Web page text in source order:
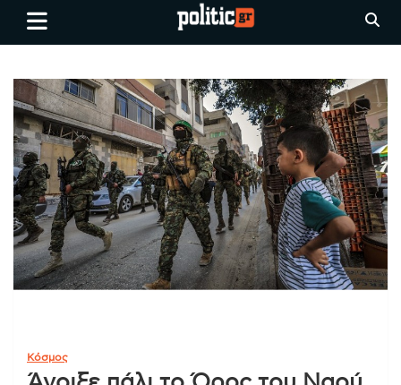
Skip
Ειδήσεις απο τη
Θεσσαλονίκη, την Ελλάδα και
όλο τον Κόσμο
politic.gr
Κόσμος